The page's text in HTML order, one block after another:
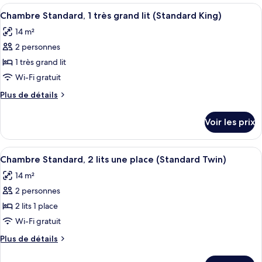
Double)
1
lit
double
(Standard
Double)
type
de
Chambre
Standard,
lit
double
Double)
Afficher
toutes
les
photos
pour
ce
type
de
Chambre
Standard,
1
très
grand
lit
(Standard
King)
Une chambre d’hôtel avec un grand
8
Chambre Standard, 1 très grand lit (Standard King)
14 m²
2 personnes
1 très grand lit
Wi-Fi gratuit
Plus de détails
Plus
le
type
de
Chambre
Standard,
très
grand
(Standard
Voir les prix
Afficher
toutes
les
photos
pour
ce
type
de
Une chambre d’hôtel avec deux lits,
7
Chambre Standard, 2 lits une place (Standard Twin)
14 m²
2 personnes
2 lits 1 place
Wi-Fi gratuit
Plus de détails
Plus